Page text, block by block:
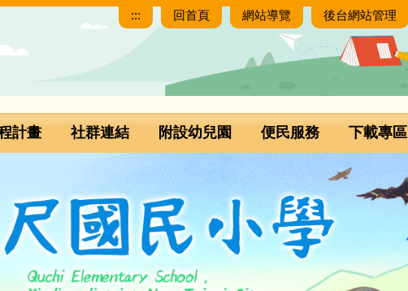
::: 回首頁 網站導覽 後台網站管理
計畫 社群連結 附設幼兒園 便民服務 下載專區